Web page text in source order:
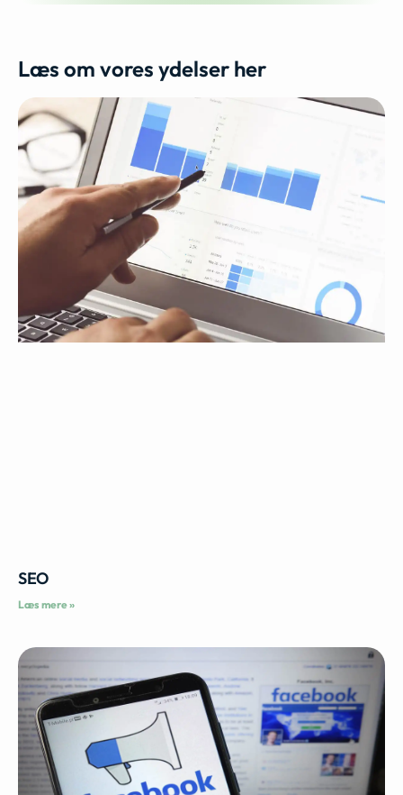
Læs om vores ydelser her
SEO
Læs mere »